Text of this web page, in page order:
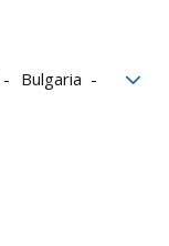
Bulgaria